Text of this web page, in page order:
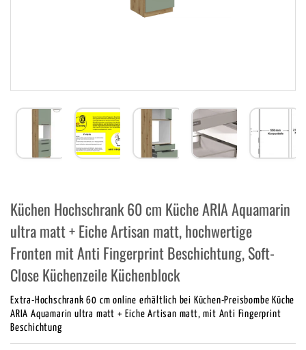
Küchen Hochschrank 60 cm Küche ARIA Aquamarin
ultra matt + Eiche Artisan matt, hochwertige
Fronten mit Anti Fingerprint Beschichtung, Soft-
Close Küchenzeile Küchenblock
Extra-Hochschrank 60 cm online erhältlich bei Küchen-Preisbombe Küche
ARIA Aquamarin ultra matt + Eiche Artisan matt, mit Anti Fingerprint
Beschichtung